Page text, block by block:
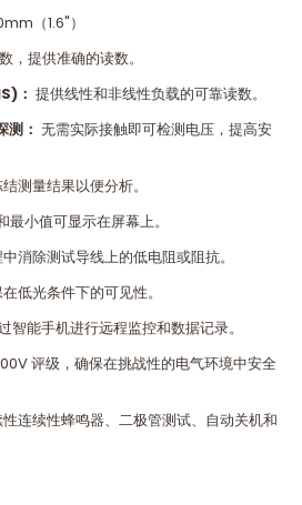
（1.6"）
，提供准确的读数。
： 提供线性和非线性负载的可靠读数。
测： 无需实际接触即可检测电压，提高安
测量结果以便分析。
最小值可显示在屏幕上。
消除测试导线上的低电阻或阻抗。
低光条件下的可见性。
智能手机进行远程监控和数据记录。
评级，确保在挑战性的电气环境中安全
连续性蜂鸣器、二极管测试、自动关机和